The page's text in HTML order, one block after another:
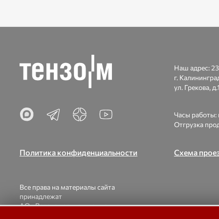
Политика конфиденциальности
Наш адрес:
г.
ул. Грекова,
Часы работы:
Отгрузка
Схема
Все права на материалы сайта
принадлежат
АО «Весоизмерительная компания